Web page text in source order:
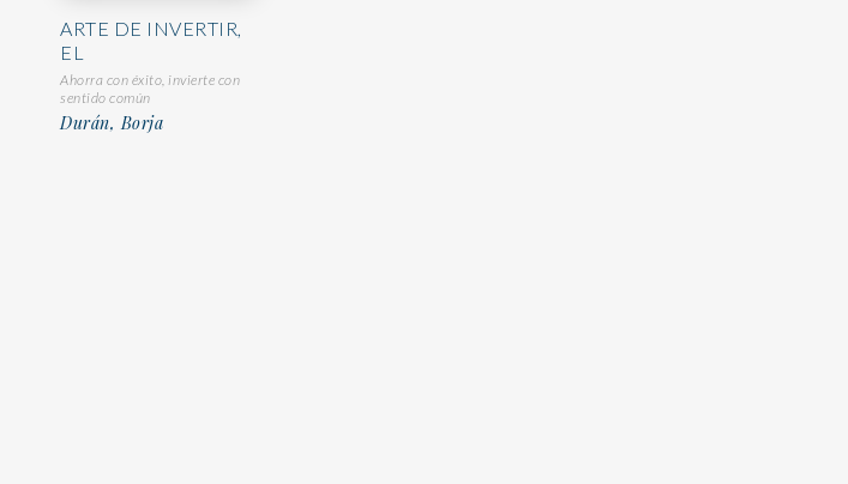
ARTE DE INVERTIR,
EL
Ahorra con éxito, invierte con
sentido común
Durán, Borja